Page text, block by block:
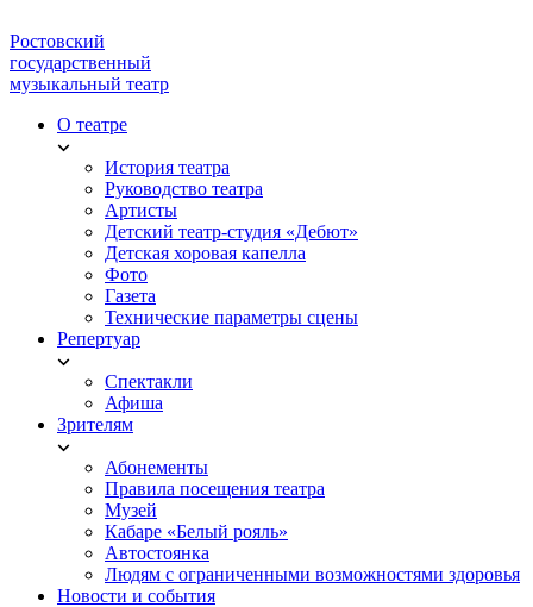
Ростовский
государственный
музыкальный театр
О театре
История театра
Руководство театра
Артисты
Детский театр-студия «Дебют»
Детская хоровая капелла
Фото
Газета
Технические параметры сцены
Репертуар
Спектакли
Афиша
Зрителям
Абонементы
Правила посещения театра
Музей
Кабаре «Белый рояль»
Автостоянка
Людям с ограниченными возможностями здоровья
Новости и события